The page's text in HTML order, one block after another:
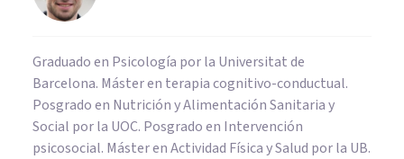
Graduado en Psicología por la Universitat de
Barcelona. Máster en terapia cognitivo-conductual.
Posgrado en Nutrición y Alimentación Sanitaria y
Social por la UOC. Posgrado en Intervención
psicosocial. Máster en Actividad Física y Salud por la UB.